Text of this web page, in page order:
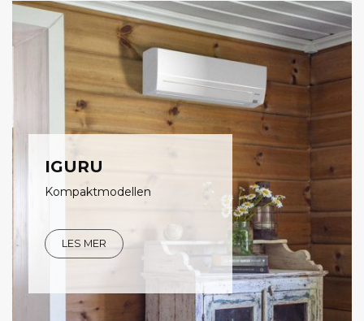
IGURU
Kompaktmodellen
LES MER